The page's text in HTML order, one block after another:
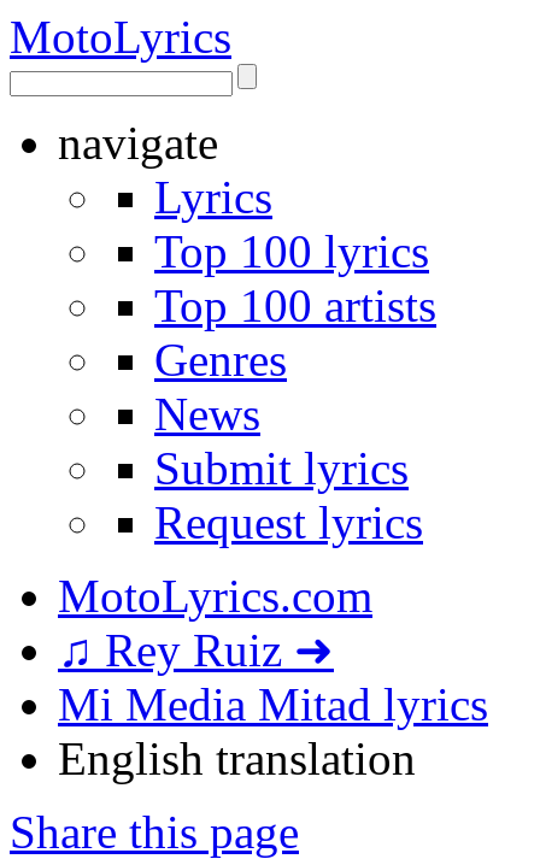
MotoLyrics
navigate
Lyrics
Top 100 lyrics
Top 100 artists
Genres
News
Submit lyrics
Request lyrics
MotoLyrics.com
♫ Rey Ruiz ➜
Mi Media Mitad lyrics
English translation
Share this page